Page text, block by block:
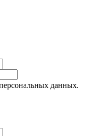
данных.